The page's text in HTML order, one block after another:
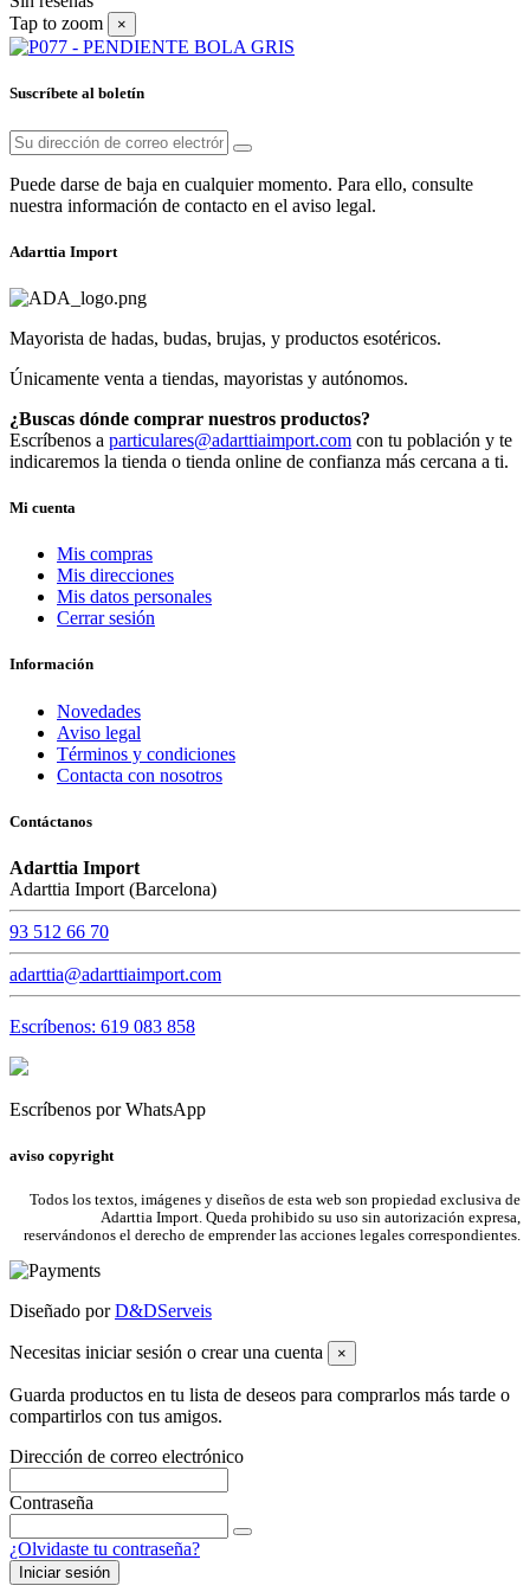
Tap to zoom
×
Suscríbete al boletín
Puede darse de baja en cualquier momento. Para ello, consulte
nuestra información de contacto en el aviso legal.
Adarttia Import
Mayorista de hadas, budas, brujas, y productos esotéricos.
Únicamente venta a tiendas, mayoristas y autónomos.
¿Buscas dónde comprar nuestros productos?
Escríbenos a particulares@adarttiaimport.com con tu población y te
indicaremos la tienda o tienda online de confianza más cercana a ti.
Mi cuenta
Mis compras
Mis direcciones
Mis datos personales
Cerrar sesión
Información
Novedades
Aviso legal
Términos y condiciones
Contacta con nosotros
Contáctanos
Adarttia Import
Adarttia Import (Barcelona)
93 512 66 70
adarttia@adarttiaimport.com
Escríbenos: 619 083 858
Escríbenos por WhatsApp
aviso copyright
Todos los textos, imágenes y diseños de esta web son propiedad exclusiva de
Adarttia Import. Queda prohibido su uso sin autorización expresa,
reservándonos el derecho de emprender las acciones legales correspondientes.
Diseñado porD&DServeis
Necesitas iniciar sesión o crear una cuenta ×
Guarda productos en tu lista de deseos para comprarlos más tarde o
compartirlos con tus amigos.
Dirección de correo electrónico
Contraseña
¿Olvidaste tu contraseña?
Iniciar sesión